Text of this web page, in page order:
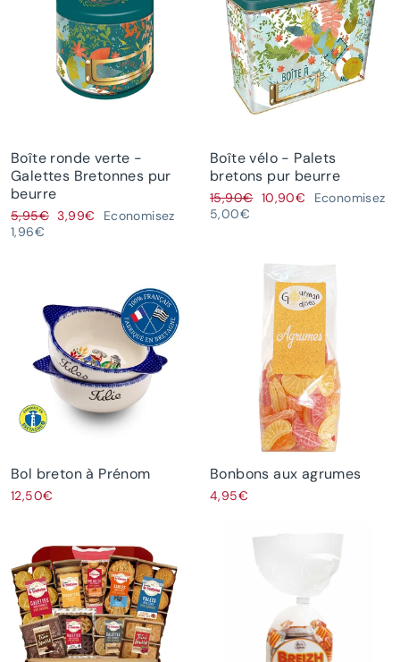
Boîte ronde verte -
Galettes Bretonnes pur
beurre
Prix
régulier
5,95€ Prix
3,99€
Economisez
1,96€
Boîte vélo - Palets
bretons pur beurre
Prix
régulier
15,90€ Prix
10,90€
Economisez
5,00€
Bol breton à Prénom
12,50€
Bonbons aux agrumes
4,95€